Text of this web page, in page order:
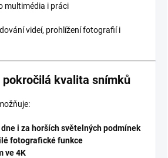
multimédia i práci
videí, prohlížení fotografií i
kvalita snímků
i za horších světelných podmínek
fotografické funkce
ve 4K